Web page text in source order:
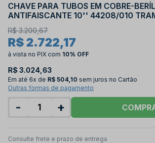
CHAVE PARA TUBOS EM COBRE-
ANTIFAISCANTE 10'' 44208/010
R$ 3.200,67
R$ 2.722,17
à vista no PIX com 10% OFF
R$ 3.024,63
Em até 6x de R$ 504,10 sem juros no Cartão
Outras formas de pagamento
- +
Consulte frete e prazo de entrega